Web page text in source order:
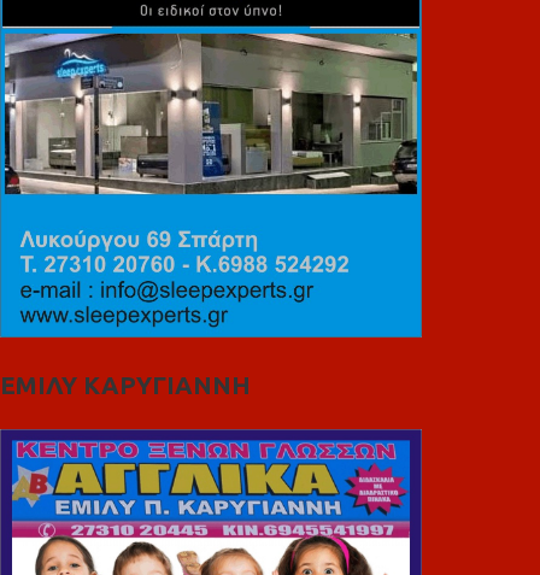
ΕΜΙΛΥ ΚΑΡΥΓΙΑΝΝΗ